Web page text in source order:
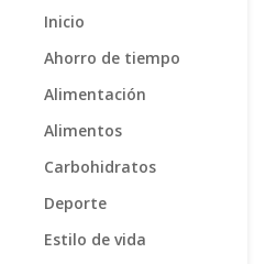
Inicio
Ahorro de tiempo
Alimentación
Alimentos
Carbohidratos
Deporte
Estilo de vida